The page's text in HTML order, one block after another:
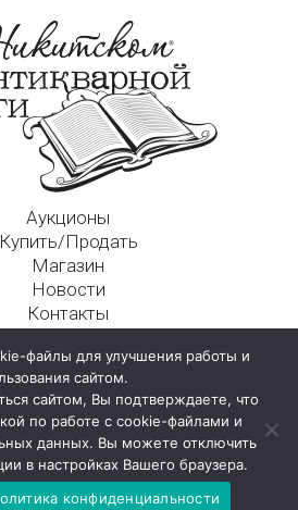
Аукционы
Купить/Продать
Магазин
Новости
Контакты
Никитский пер., д. 4а, стр. 1
файлы для улучшения работы и
сайтом.
сайтом, Вы подтверждаете, что
по работе с cookie-файлами и
данных. Вы можете отключить
в настройках Вашего браузера.
конфиденциальности